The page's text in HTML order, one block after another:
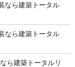
なら建築トータル
なら建築トータル
ら建築トータルリ